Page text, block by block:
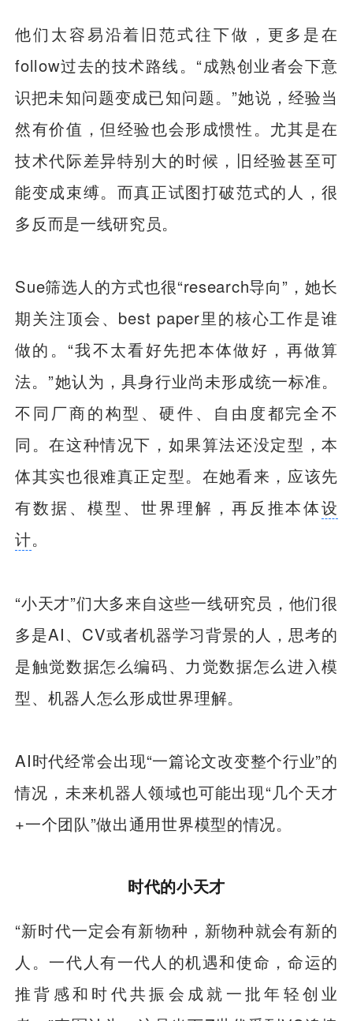
他们太容易沿着旧范式往下做，更多是在
follow过去的技术路线。“成熟创业者会下意
识把未知问题变成已知问题。”她说，经验当
然有价值，但经验也会形成惯性。尤其是在
技术代际差异特别大的时候，旧经验甚至可
能变成束缚。而真正试图打破范式的人，很
多反而是一线研究员。
Sue筛选人的方式也很“research导向”，她长
期关注顶会、best paper里的核心工作是谁
做的。“我不太看好先把本体做好，再做算
法。”她认为，具身行业尚未形成统一标准。
不同厂商的构型、硬件、自由度都完全不
同。在这种情况下，如果算法还没定型，本
体其实也很难真正定型。在她看来，应该先
有数据、模型、世界理解，再反推本体设
计。
“小天才”们大多来自这些一线研究员，他们很
多是AI、CV或者机器学习背景的人，思考的
是触觉数据怎么编码、力觉数据怎么进入模
型、机器人怎么形成世界理解。
AI时代经常会出现“一篇论文改变整个行业”的
情况，未来机器人领域也可能出现“几个天才
+一个团队”做出通用世界模型的情况。
时代的小天才
“新时代一定会有新物种，新物种就会有新的
人。一代人有一代人的机遇和使命，命运的
推背感和时代共振会成就一批年轻创业